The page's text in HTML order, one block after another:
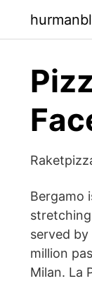
Bergamo
served
million
Milan. La